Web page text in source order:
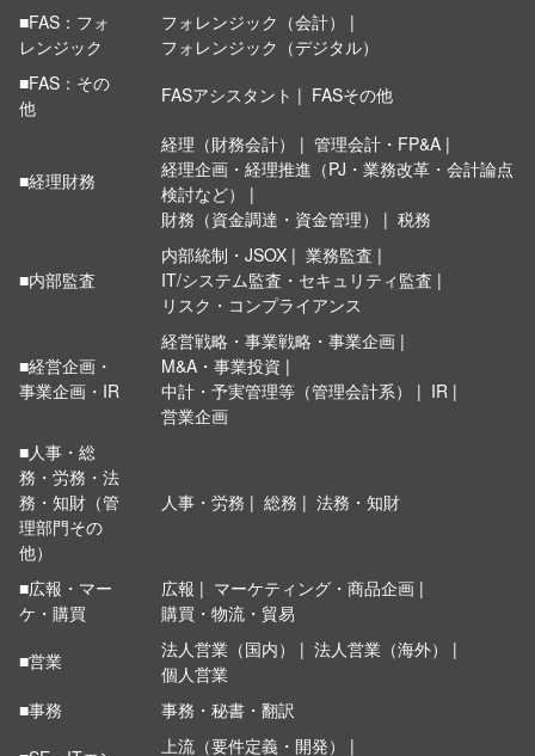
■FAS：フォ
レンジック
フォレンジック（会計）
フォレンジック（デジタル）
■FAS：その
他
FASアシスタント FASその他
■経理財務
経理（財務会計）
管理会計・FP&A
経理企画・経理推進（PJ・業務改革・会計論点
検討など）
財務（資金調達・資金管理）
税務
■内部監査
内部統制・JSOX
業務監査
IT/システム監査・セキュリティ監査
リスク・コンプライアンス
■経営企画・
事業企画・IR
経営戦略・事業戦略・事業企画
M&A・事業投資
中計・予実管理等（管理会計系）
IR
営業企画
■人事・総
務・労務・法
務・知財（管
理部門その
他）
人事・労務 総務 法務・知財
■広報・マー
ケ・購買
広報
マーケティング・商品企画
購買・物流・貿易
■営業
法人営業（国内）
法人営業（海外）
個人営業
■事務
事務・秘書・翻訳
上流（要件定義・開発）